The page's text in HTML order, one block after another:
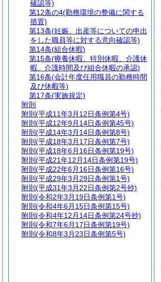
確認等)
第12条の4(勤務環境の整備に関する
措置)
第13条(妊娠、出産等についての申出
をした職員等に対する意向確認等)
第14条(組合休暇)
第15条(療養休暇、特別休暇、介護休
暇、介護時間及び組合休暇の承認)
第16条(会計年度任用職員の勤務時間
及び休暇等)
第17条(実施規定)
附則
附則 (平成11年3月12日条例第4号)
附則 (平成12年9月14日条例第45号)
附則 (平成14年3月14日条例第8号)
附則 (平成18年3月17日条例第7号)
附則 (平成18年6月16日条例第19号)
附則 (平成21年12月14日条例第19号)
附則 (平成22年6月16日条例第16号)
附則 (平成29年3月29日条例第1号)
附則 (平成31年3月22日条例第2号抄)
附則 (令和2年3月19日条例第1号)
附則 (令和4年6月15日条例第15号)
附則 (令和4年12月14日条例第24号抄)
附則 (令和7年6月17日条例第19号)
附則 (令和8年3月23日条例第5号)